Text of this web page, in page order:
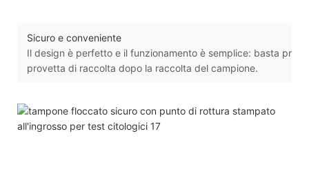
Sicuro e conveniente
Il design è perfetto e il funzionamento è semplice: basta
provetta di raccolta dopo la raccolta del campione.